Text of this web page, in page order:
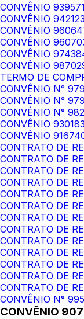
CONVÊNIO
CONVÊNIO
CONVÊNIO
CONVÊNIO
CONVÊNIO
CONVÊNIO
TERMO DE
CONVÊNIO N°
CONVÊNIO N°
CONVÊNIO N°
CONVÊNIO
CONVÊNIO
CONTRATO DE
CONTRATO DE
CONTRATO DE
CONTRATO DE
CONTRATO DE
CONTRATO DE
CONTRATO DE
CONTRATO DE
CONTRATO DE
CONTRATO DE
CONTRATO DE
CONTRATO DE
CONTRATO DE
CONVÊNIO N°
CONVÊNIO